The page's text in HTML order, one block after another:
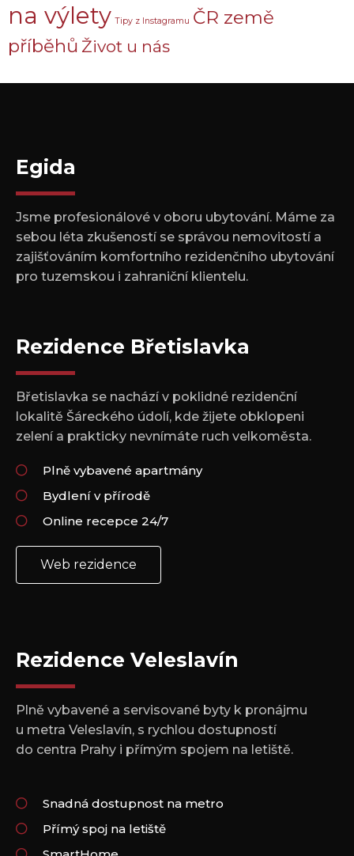
na výlety Tipy z Instagramu ČR země
příběhů Život u nás
Egida
Jsme profesionálové v oboru ubytování. Máme za
sebou léta zkušeností se správou nemovitostí a
zajišťováním komfortního rezidenčního ubytování
pro tuzemskou i zahraniční klientelu.
Rezidence Břetislavka
Břetislavka se nachází v poklidné rezidenční
lokalitě Šáreckého údolí, kde žijete obklopeni
zelení a prakticky nevnímáte ruch velkoměsta.
Plně vybavené apartmány
Bydlení v přírodě
Online recepce 24/7
Web rezidence
Rezidence Veleslavín
Plně vybavené a servisované byty k pronájmu
u metra Veleslavín, s rychlou dostupností
do centra Prahy i přímým spojem na letiště.
Snadná dostupnost na metro
Přímý spoj na letiště